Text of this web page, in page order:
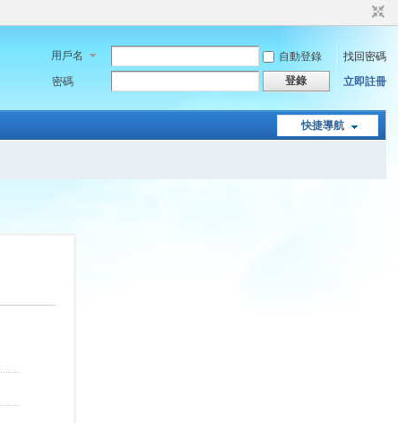
用戶名 自動登錄
找回密碼
密碼
登錄 立即註冊
快捷導航